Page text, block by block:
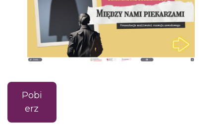
Pobi
erz